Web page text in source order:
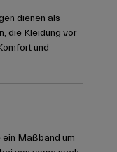
dienen als
die Kleidung vor
und
ein Maßband um